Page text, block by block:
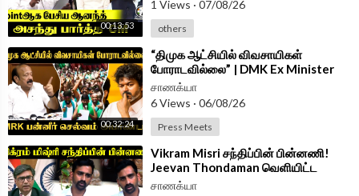
Android App -https://play.google.com/store/....apps/details?id=
com.
00:13:53
1 Views · 07/08/26
others
00:32:24
⁣“திமுக ஆட்சியில் விவசாயிகள்
போராடவில்லை” | DMK Ex Minister
MRK Panneer Selvam | Press Meet
|TVK Govt
சாணக்யா
6 Views · 06/08/26
Press Meets
⁣Vikram Misri சந்திப்பின் பின்னணி!
Jeevan Thondaman வெளியிட்ட
முக்கிய தகவல் | India | Srilanka
சாணக்யா